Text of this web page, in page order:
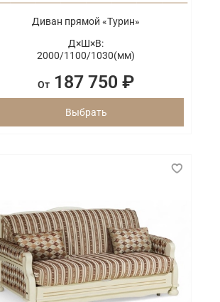
Диван прямой «Турин»
Д×Ш×В:
2000/1100/1030(мм)
От 187 750 ₽
Выбрать